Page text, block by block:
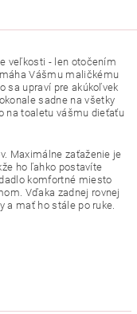
veľkosti - len otočením
Vášmu maličkému
sa upraví pre akúkoľvek
sadne na všetky
na toaletu vášmu dieťaťu
Maximálne zaťaženie je
ho ľahko postavíte
komfortné miesto
Vďaka zadnej rovnej
a mať ho stále po ruke.